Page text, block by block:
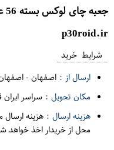
جعبه چای لوکس بسته 56 عددی برند رابسین
p30roid.ir
شرایط خرید
ارسال از : اصفهان-
مکان تحویل : سراسر
هزینه ارسال : هزینه
محل از خریدار اخذ خواهد